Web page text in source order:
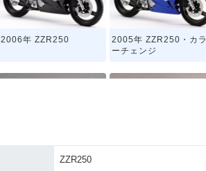
2006年 ZZR250
2005年 ZZR250・カラ
ーチェンジ
1998年 ZZR250
ZZR250